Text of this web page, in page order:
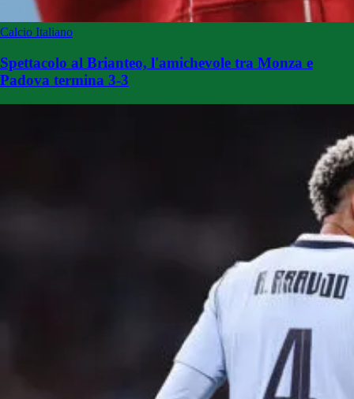
Calcio Italiano
Spettacolo al Brianteo, l'amichevole tra Monza e
Padova termina 3-3